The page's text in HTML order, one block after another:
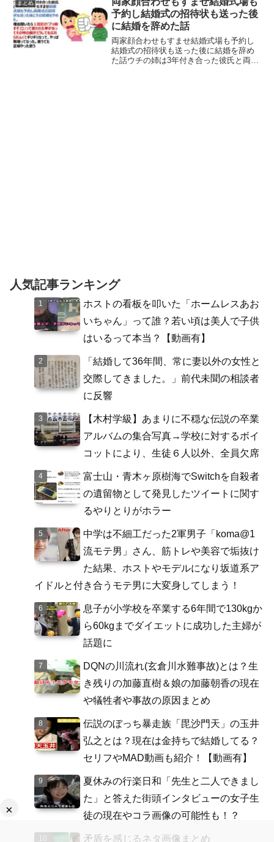
×
そうしないと次の...
まとめ
予約し結婚式の招待状も送った後
に結婚を辞めた話
両家顔合わせもすませ結婚式場も予約し
結婚式の招待状も送った後に結婚を辞め
た話ウチの姉は3年付き合った彼氏と両家
人気記事ランキング
ホストの看板を叩いた「ホームレスあお
いちゃん」って誰？若い頃は美人で子供
はいるって本当？【動画有】
「結婚して36年間、常に妻以外の女性と
交際してきました。」前代未聞の相談者
に反響
【木村学級】あまりに不穏な伝説の卒業
アルバムの集合写真→学校に対するボイ
コットにより、生徒６人以外、全員欠席
富士山・青木ヶ原樹海でSwitchを自殺者
の遺留物として発見したツイートに関す
るやりとりがホラー
中学は不細工だった2軍男子「koma@1
流モテ男」さん、筋トレや美容で垢抜け
た結果、ホストやモデルになり坂道系ア
イドルと付き合うモテ男に大変身してしまう！
息子が小学校を卒業する6年間で130kgか
ら60kgまでダイエットに成功した主婦が
話題に
DQNの川流れ(玄倉川水難事故)とは？生
き残りの加藤直樹＆娘の加藤朝香の現在
や犠牲者や事故の原因まとめ
伝説のぼっち暴走族「毘沙門天」の玉井
弘之とは？現在は金持ちで結婚してる？
セリフやMAD動画も紹介！【動画有】
夏休みの行楽日和「先生と二人できまし
た」と答えた街頭インタビューの女子生
徒の現在やコラ画像の可能性も！？
矛盾を感じるネタ画像まとめ